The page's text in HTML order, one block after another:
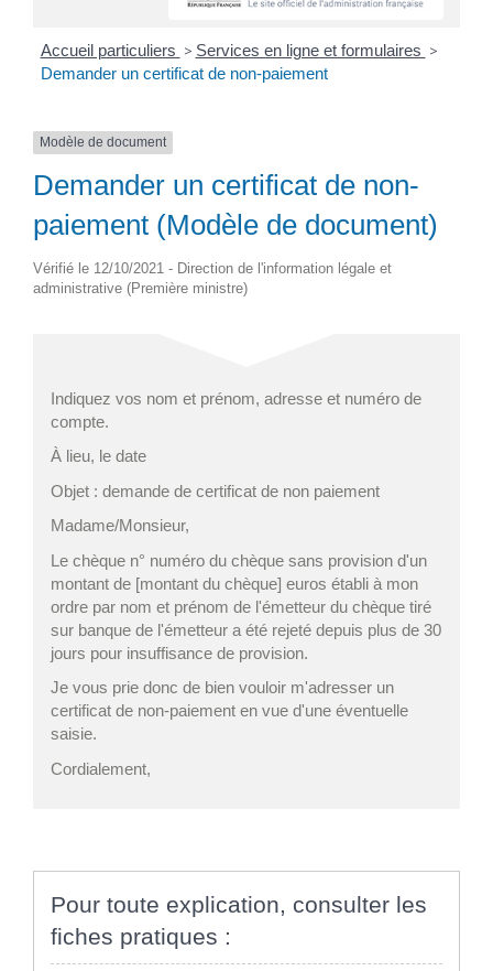
Accueil particuliers > Services en ligne et formulaires >
Demander un certificat de non-paiement
Modèle de document
Demander un certificat de non-
paiement (Modèle de document)
Vérifié le 12/10/2021 - Direction de l'information légale et
administrative (Première ministre)
Indiquez vos nom et prénom, adresse et numéro de
compte.
À lieu, le date
Objet : demande de certificat de non paiement
Madame/Monsieur,
Le chèque n° numéro du chèque sans provision d'un
montant de [montant du chèque] euros établi à mon
ordre par nom et prénom de l'émetteur du chèque tiré
sur banque de l'émetteur a été rejeté depuis plus de 30
jours pour insuffisance de provision.
Je vous prie donc de bien vouloir m'adresser un
certificat de non-paiement en vue d'une éventuelle
saisie.
Cordialement,
Pour toute explication, consulter les
fiches pratiques :